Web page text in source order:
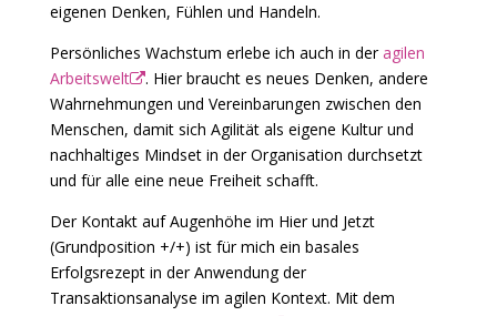
eigenen Denken, Fühlen und Handeln.
Persönliches Wachstum erlebe ich auch in deragilen
Arbeitswelt
. Hier braucht es neues Denken, andere
Wahrnehmungen und Vereinbarungen zwischen den
Menschen, damit sich Agilität als eigene Kultur und
nachhaltiges Mindset in der Organisation durchsetzt
und für alle eine neue Freiheit schafft.
Der Kontakt auf Augenhöhe im Hier und Jetzt
(Grundposition +/+) ist für mich ein basales
Erfolgsrezept in der Anwendung der
Transaktionsanalyse im agilen Kontext. Mit dem